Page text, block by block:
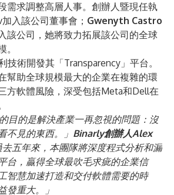
需求調整高層人事。創辦人暨現任執
入該公司董事會； Gwenyth Castro
該公司，她將致力拓展該公司的全球
技術開發其「Transparency」平台。
幫助全球規模最大的企業在複雜的環
方軟體風險，深受包括Meta和Dell在
目的是解決產業一再忽視的問題：沒
不見的東西。」 Binarly創辦人Alex
五年來，本團隊將深度程式分析和漏
台，贏得全球最吹毛求疵的企業信
智慧加速打造和交付軟體需要的時
發重大。」